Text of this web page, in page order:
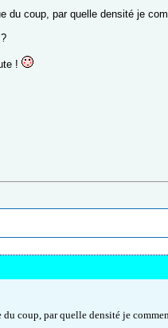
du coup, par quelle densité je
!
coup, par quelle densité je